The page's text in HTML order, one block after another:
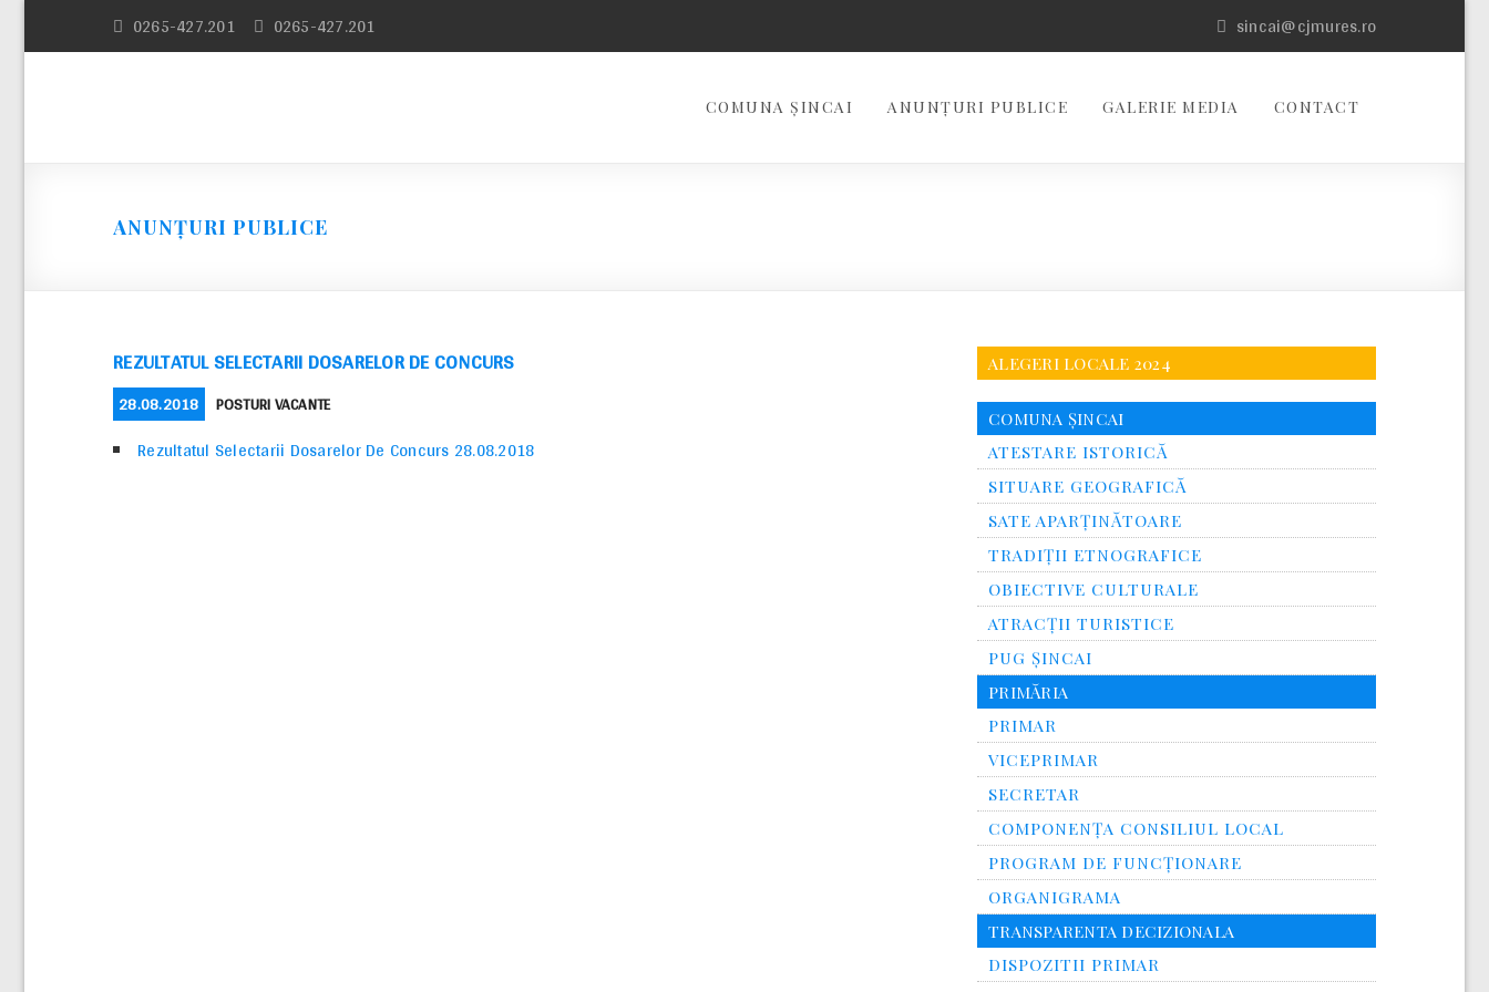
0265-427.201 0265-427.201 sincai@cjmures.ro
COMUNA ȘINCAI ANUNȚURI PUBLICE GALERIE MEDIA CONTACT
ANUNȚURI PUBLICE
REZULTATUL SELECTARII DOSARELOR DE CONCURS
POSTED
ON
28.08.2018 CATEGORIES
POSTURI VACANTE
Rezultatul Selectarii Dosarelor De Concurs 28.08.2018
ALEGERI LOCALE 2024
COMUNA ȘINCAI
ATESTARE ISTORICĂ
SITUARE GEOGRAFICĂ
SATE APARȚINĂTOARE
TRADIȚII ETNOGRAFICE
OBIECTIVE CULTURALE
ATRACȚII TURISTICE
PUG ȘINCAI
PRIMĂRIA
PRIMAR
VICEPRIMAR
SECRETAR
COMPONENȚA CONSILIUL LOCAL
PROGRAM DE FUNCȚIONARE
ORGANIGRAMA
TRANSPARENTA DECIZIONALA
DISPOZITII PRIMAR